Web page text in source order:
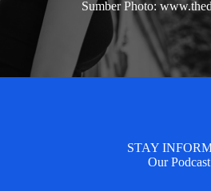
Sumber Photo:
STAY
Our Podcast